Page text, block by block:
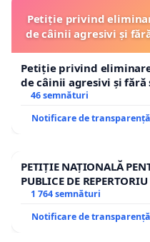
Petiție privind
de câinii agresivi și
Petiție privind
de câinii agresivi și
46 semnături
Notificare de transparență
PETIȚIE NAȚIONALĂ
PUBLICE DE
1 764 semnături
Notificare de transparență